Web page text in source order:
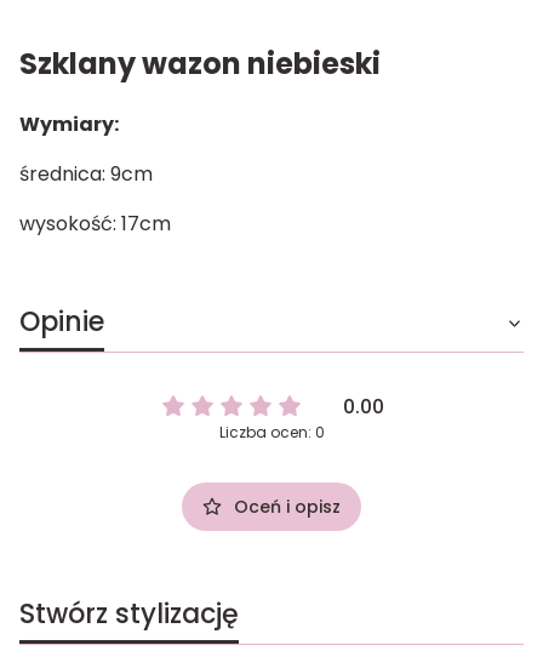
Szklany wazon niebieski
Wymiary:
średnica: 9cm
wysokość: 17cm
Opinie
0.00
Liczba ocen: 0
Oceń i opisz
Stwórz stylizację